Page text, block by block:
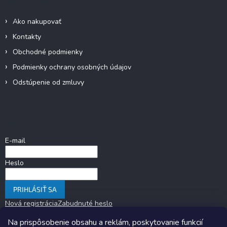
Na prispôsobenie obsahu a reklám, poskytovanie funkcií
Ako nakupovať
Kontakty
Obchodné podmienky
Podmienky ochrany osobných údajov
Odstúpenie od zmluvy
E-mail
Heslo
PRIHLÁSIŤ SA
Nová registráciaZabudnuté heslo